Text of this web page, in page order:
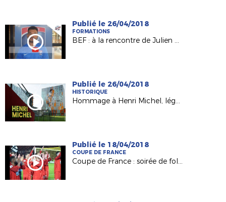
Publié le 26/04/2018
FORMATIONS
BEF : à la rencontre de Julien Bengon (Ancienne Château-Gontier)
Publié le 26/04/2018
HISTORIQUE
Hommage à Henri Michel, légende du foot français
Publié le 18/04/2018
COUPE DE FRANCE
Coupe de France : soirée de folie à la Beaujoire pour Les Herbiers !